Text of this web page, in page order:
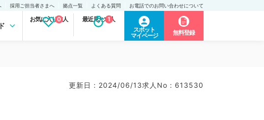
採用ご担当者さまへ 拠点一覧 よくある質問 お電話でのお問い合わせについて
お気に入り求人
0 最近見た求人
1
スポット
マイページ
無料登録
更新日 : 2024/06/13求人No : 613530